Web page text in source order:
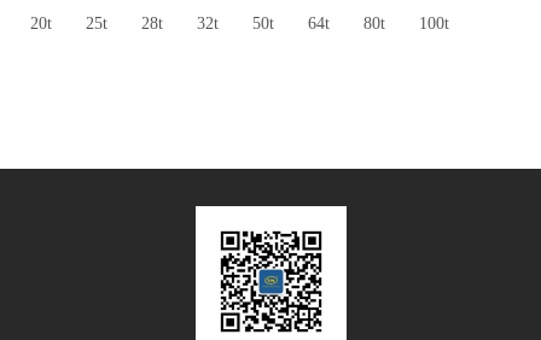
20t
25t 28t 32t 50t 64t 80t 100t